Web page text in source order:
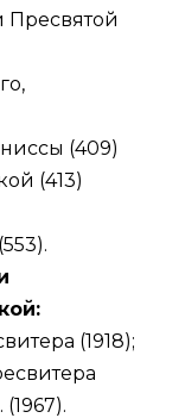
Пресвятой
(409)
(413)
(1918);